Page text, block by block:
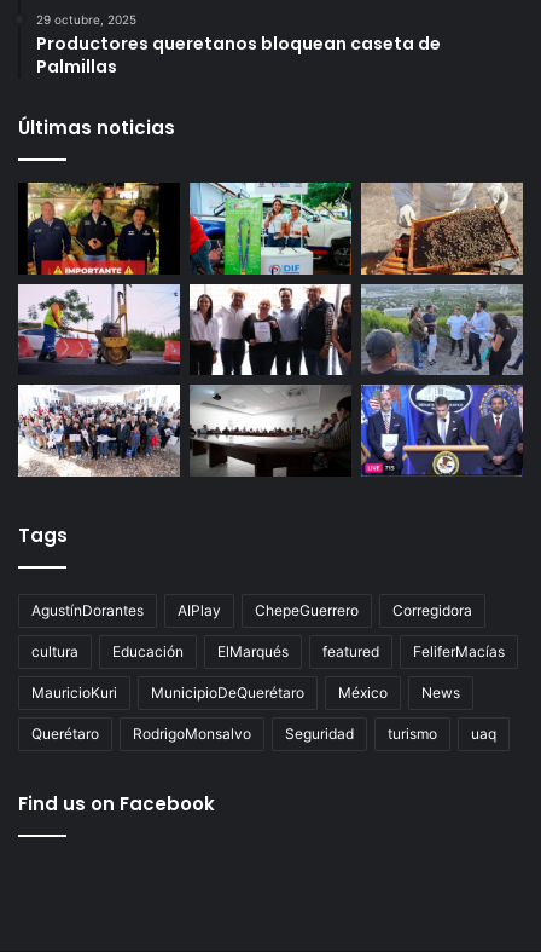
29 octubre, 2025
Productores queretanos bloquean caseta de
Palmillas
Últimas noticias
Tags
AgustínDorantes AIPlay ChepeGuerrero Corregidora
cultura Educación ElMarqués featured FeliferMacías
MauricioKuri MunicipioDeQuerétaro México News
Querétaro RodrigoMonsalvo Seguridad turismo uaq
Find us on Facebook